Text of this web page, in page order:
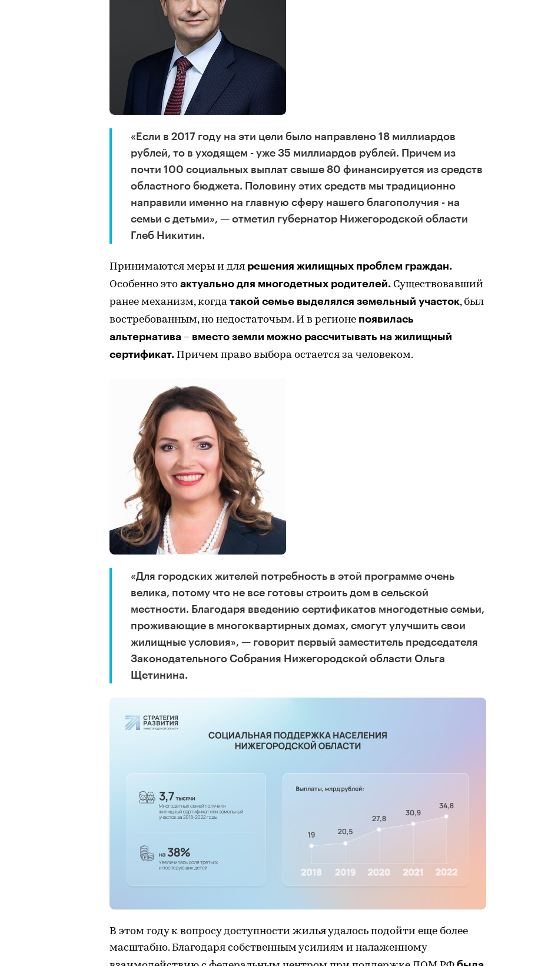
«Если в 2017 году на эти цели было направлено 18 миллиардов
рублей, то в уходящем - уже 35 миллиардов рублей. Причем из
почти 100 социальных выплат свыше 80 финансируется из средств
областного бюджета. Половину этих средств мы традиционно
направили именно на главную сферу нашего благополучия - на
семьи с детьми», — отметил губернатор Нижегородской области
Глеб Никитин.
Принимаются меры и для решения жилищных проблем граждан.
Особенно это актуально для многодетных родителей. Существовавший
ранее механизм, когда такой семье выделялся земельный участок, был
востребованным, но недостаточым. И в регионе появилась
альтернатива – вместо земли можно рассчитывать на жилищный
сертификат. Причем право выбора остается за человеком.
«Для городских жителей потребность в этой программе очень
велика, потому что не все готовы строить дом в сельской
местности. Благодаря введению сертификатов многодетные семьи,
проживающие в многоквартирных домах, смогут улучшить свои
жилищные условия», — говорит первый заместитель председателя
Законодательного Собрания Нижегородской области Ольга
Щетинина.
В этом году к вопросу доступности жилья удалось подойти еще более
масштабно. Благодаря собственным усилиям и налаженному